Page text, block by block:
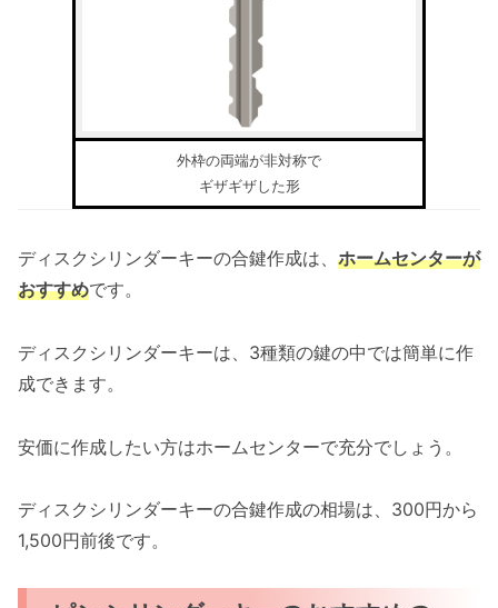
外枠の両端が非対称で
ギザギザした形
ディスクシリンダーキーの合鍵作成は、 ホームセンターが
おすすめです。
ディスクシリンダーキーは、3種類の鍵の中では簡単に作
成できます。
安価に作成したい方はホームセンターで充分でしょう。
ディスクシリンダーキーの合鍵作成の相場は、300円から
1,500円前後です。